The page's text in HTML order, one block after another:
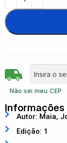
Não sei meu CEP
Informações
Autor: Maia,
Edição: 1